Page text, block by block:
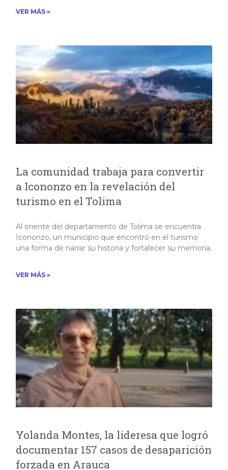
VER MÁS »
La comunidad trabaja para convertir
a Icononzo en la revelación del
turismo en el Tolima
Al oriente del departamento de Tolima se encuentra
Icononzo, un municipio que encontró en el turismo
una forma de narrar su historia y fortalecer su memoria.
VER MÁS »
Yolanda Montes, la lideresa que logró
documentar 157 casos de desaparición
forzada en Arauca